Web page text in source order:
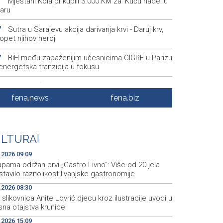
Sutra u Sarajevu akcija darivanja krvi - Daruj krv,
njihov heroj
BiH među zapaženijim učesnicima CIGRE u Parizu
tranzicija u fokusu
Pezer već sutra nastupa u kvalifikacijama, vjeruje
i navečer biti u finalu EP-a u Birminghamu
FBiH nema objedinjene podatke o povučenom i
mesu, prekršaji utvrđeni u 40 kontrola
fena.news fena.biz
09:09
održan prvi „Gastro Livno“: Više od 20 jela
raznolikost livanjske gastronomije
08:30
slikovnica Anite Lovrić djecu kroz ilustracije uvodi u
otajstva krunice
15:09